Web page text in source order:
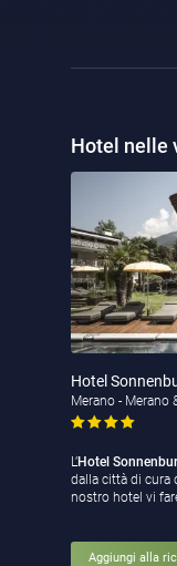
Hotel nelle
Hotel
Merano - Merano
L’Hotel
dalla città di cura
nostro hotel vi
Aggiungi alla